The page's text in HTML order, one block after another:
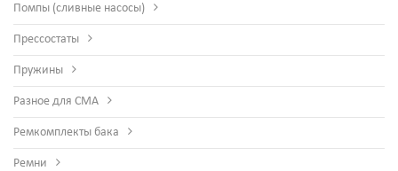
Помпы (сливные насосы)
Прессостаты
Пружины
Разное для СМА
Ремкомплекты бака
Ремни